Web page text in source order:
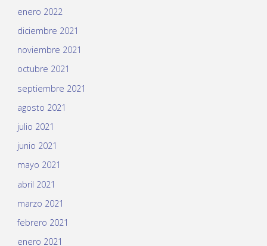
enero 2022
diciembre 2021
noviembre 2021
octubre 2021
septiembre 2021
agosto 2021
julio 2021
junio 2021
mayo 2021
abril 2021
marzo 2021
febrero 2021
enero 2021